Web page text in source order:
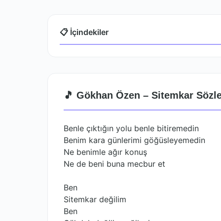
📋 İçindekiler
🎵 Gökhan Özen – Sitemkar
Benle çıktığın yolu benle bitiremedin
Benim kara günlerimi göğüsleyemedin
Ne benimle ağır konuş
Ne de beni buna mecbur et
Ben
Sitemkar değilim
Ben